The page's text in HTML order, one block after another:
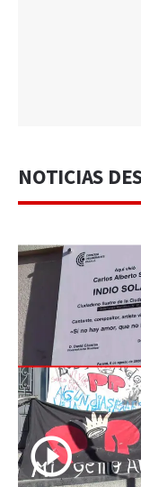
NOTICIAS